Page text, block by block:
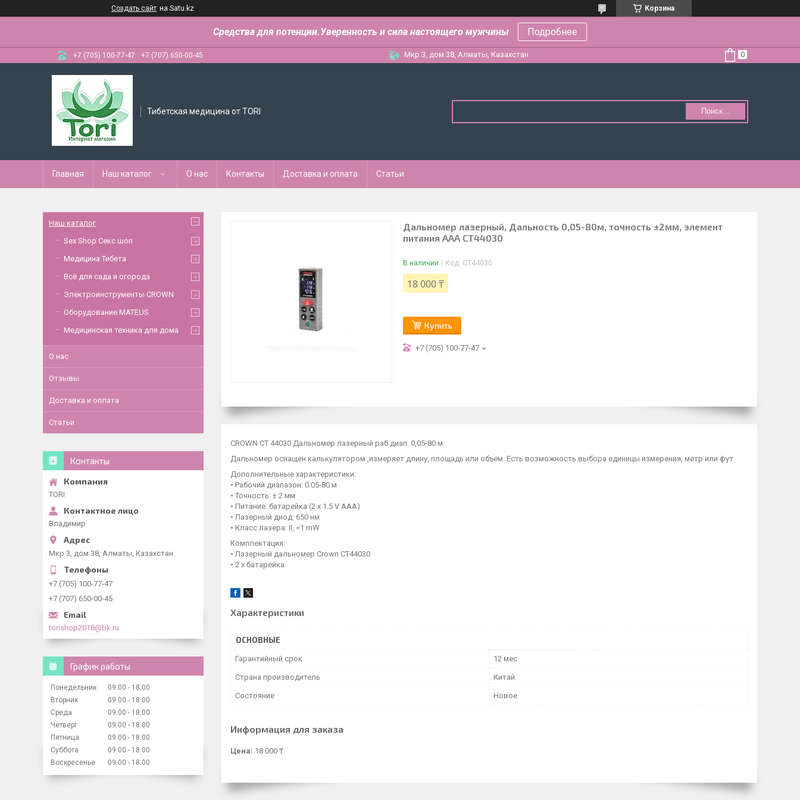
Создать сайт на Satu.kz Корзина
Средства для потенции.Уверенность и сила настоящего мужчины Подробнее
+7 (705) 100-77-47 +7 (707) 650-00-45 Мкр 3, дом 38, Алматы, Казахстан
Тибетская медицина от TORI Поиск...
Главная Наш каталог О нас Контакты Доставка и оплата Статьи
Дальномер лазерный, Дальность 0,05-80м, точность ±2мм, элемент
питания ААА СТ44030
В наличии Код: СТ44030
18 000 ₸
Купить
+7 (705) 100-77-47
CROWN CT 44030 Дальномер лазерный раб.диап. 0,05-80 м
Дальномер оснащен калькулятором ,измеряет длину, площадь или объем. Есть возможность выбора единицы измерения, метр или фут
Дополнительные характеристики:
• Рабочий диапазон: 0.05-80 м
• Точность: ± 2 мм
• Питание: батарейка (2 x 1.5 V AAA)
• Лазерный диод: 650 нм
• Класс лазера: II, <1 mW
Комплектация:
• Лазерный дальномер Crown CT44030
• 2 x батарейка
Характеристики
ОСНОВНЫЕ
Гарантийный срок 12 мес
Страна производитель Китай
Состояние Новое
Информация для заказа
Цена: 18 000 ₸
Наш каталог
Sex Shop Секс шоп
Медицина Тибета
Всё для сада и огорода
Электроинструменты CROWN
Оборудование MATEUS
Медицинская техника для дома
О нас
Отзывы
Доставка и оплата
Статьи
Контакты
TORI
Владимир
Мкр 3, дом 38, Алматы, Казахстан
+7 (705) 100-77-47
+7 (707) 650-00-45
torishop2018@bk.ru
График работы
Понедельник 09:00
18:00
Вторник
09:00
18:00
Среда
09:00
18:00
Четверг
09:00
18:00
Пятница
09:00
18:00
Суббота
09:00
18:00
Воскресенье
09:00 18:00